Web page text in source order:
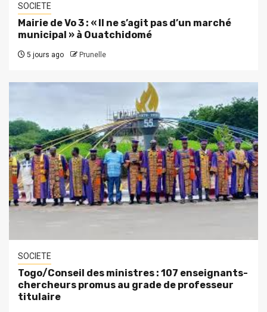
SOCIETE
Mairie de Vo 3 : « Il ne s’agit pas d’un marché
municipal » à Ouatchidomé
5 jours ago Prunelle
SOCIETE
Togo/Conseil des ministres : 107 enseignants-
chercheurs promus au grade de professeur
titulaire